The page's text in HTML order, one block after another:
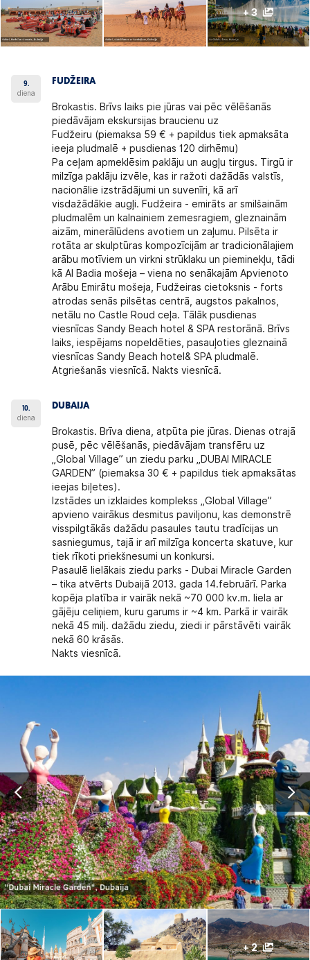
+ 3
9.
diena
FUDŽEIRA
Brokastis. Brīvs laiks pie jūras vai pēc vēlēšanās
piedāvājam ekskursijas braucienu uz
Fudžeiru (piemaksa 59 € + papildus tiek apmaksāta
ieeja pludmalē + pusdienas 120 dirhēmu)
Pa ceļam apmeklēsim paklāju un augļu tirgus. Tirgū ir
milzīga paklāju izvēle, kas ir ražoti dažādās valstīs,
nacionālie izstrādājumi un suvenīri, kā arī
visdažādākie augļi. Fudžeira - emirāts ar smilšainām
pludmalēm un kalnainiem zemesragiem, gleznainām
aizām, minerālūdens avotiem un zaļumu. Pilsēta ir
rotāta ar skulptūras kompozīcijām ar tradicionālajiem
arābu motīviem un virkni strūklaku un pieminekļu, tādi
kā Al Badia mošeja – viena no senākajām Apvienoto
Arābu Emirātu mošeja, Fudžeiras cietoksnis - forts
atrodas senās pilsētas centrā, augstos pakalnos,
netālu no Castle Roud ceļa. Tālāk pusdienas
viesnīcas Sandy Beach hotel & SPA restorānā. Brīvs
laiks, iespējams nopeldēties, pasauļoties gleznainā
viesnīcas Sandy Beach hotel& SPA pludmalē.
Atgriešanās viesnīcā. Nakts viesnīcā.
10.
diena
DUBAIJA
Brokastis. Brīva diena, atpūta pie jūras. Dienas otrajā
pusē, pēc vēlēšanās, piedāvājam transfēru uz
„Global Village” un ziedu parku „DUBAI MIRACLE
GARDEN” (piemaksa 30 € + papildus tiek apmaksātas
ieejas biļetes).
Izstādes un izklaides komplekss „Global Village”
apvieno vairākus desmitus paviljonu, kas demonstrē
visspilgtākās dažādu pasaules tautu tradīcijas un
sasniegumus, tajā ir arī milzīga koncerta skatuve, kur
tiek rīkoti priekšnesumi un konkursi.
Pasaulē lielākais ziedu parks - Dubai Miracle Garden
– tika atvērts Dubaijā 2013. gada 14.februārī. Parka
kopēja platība ir vairāk nekā ~70 000 kv.m. liela ar
gājēju celiņiem, kuru garums ir ~4 km. Parkā ir vairāk
nekā 45 milj. dažādu ziedu, ziedi ir pārstāvēti vairāk
nekā 60 krāsās.
Nakts viesnīcā.
+ 2